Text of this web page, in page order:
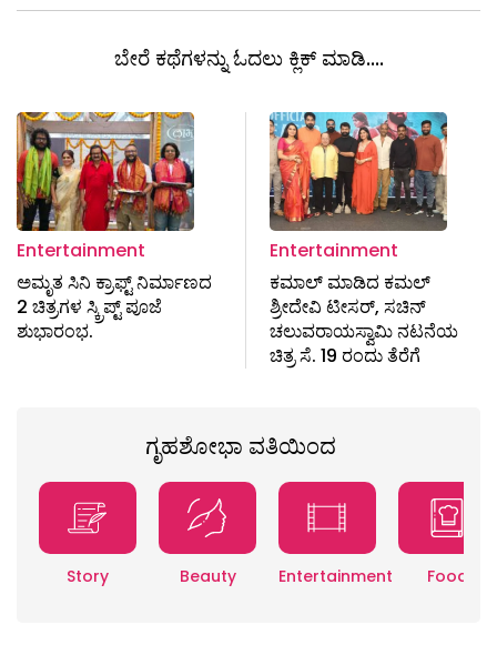
ಬೇರೆ ಕಥೆಗಳನ್ನು ಓದಲು ಕ್ಲಿಕ್ ಮಾಡಿ....
Entertainment
ಅಮೃತ ಸಿನಿ ಕ್ರಾಫ್ಟ್ ನಿರ್ಮಾಣದ
2 ಚಿತ್ರಗಳ ಸ್ಕ್ರಿಪ್ಟ್ ಪೂಜೆ
ಶುಭಾರಂಭ.
Entertainment
ಕಮಾಲ್ ಮಾಡಿದ ಕಮಲ್
ಶ್ರೀದೇವಿ ಟೀಸರ್, ಸಚಿನ್
ಚಲುವರಾಯಸ್ವಾಮಿ ನಟನೆಯ
ಚಿತ್ರ ಸೆ. 19 ರಂದು ತೆರೆಗೆ
ಗೃಹಶೋಭಾ ವತಿಯಿಂದ
Story Beauty Entertainment Food